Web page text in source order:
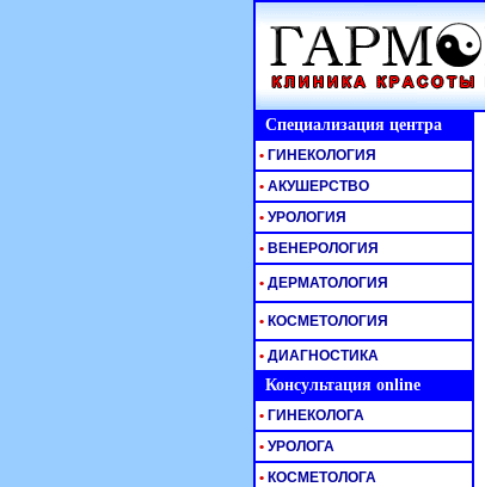
Специализация центра
• ГИНЕКОЛОГИЯ
• АКУШЕРСТВО
• УРОЛОГИЯ
• ВЕНЕРОЛОГИЯ
• ДЕРМАТОЛОГИЯ
• КОСМЕТОЛОГИЯ
• ДИАГНОСТИКА
Консультация online
• ГИНЕКОЛОГА
• УРОЛОГА
• КОСМЕТОЛОГА